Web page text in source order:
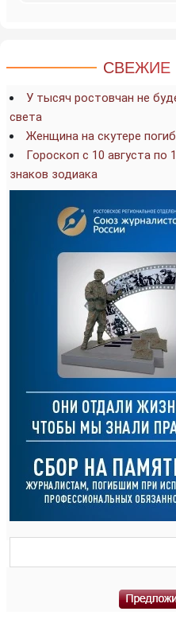
СВЕЖИЕ
У тысяч ростовчан не
света
Женщина на скутере
Гороскоп с 10 августа по
знаков зодиака